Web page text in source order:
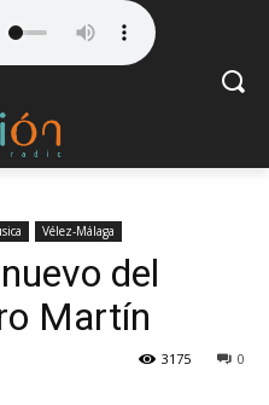
Vélez-Málaga
del
Martín
0
3175